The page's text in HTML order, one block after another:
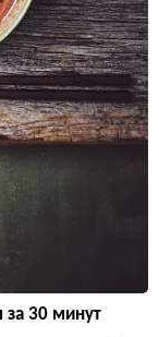
30 минут